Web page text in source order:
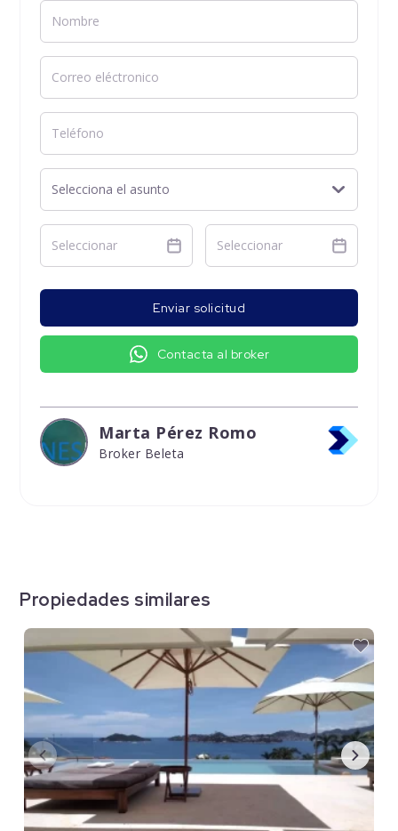
Enviar solicitud
Contacta al broker
Marta Pérez Romo
Broker Beleta
Propiedades similares